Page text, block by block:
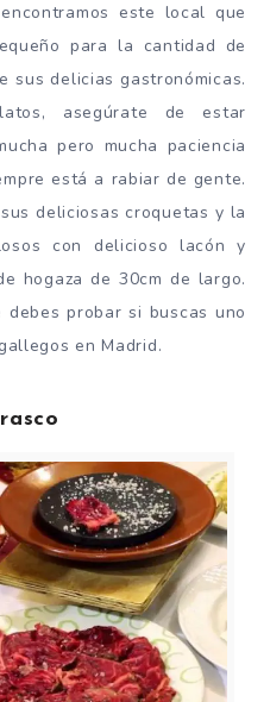
este local que
para la cantidad de
sus delicias gastronómicas.
asegúrate de estar
pero mucha paciencia
está a rabiar de gente.
deliciosas croquetas y la
con delicioso lacón y
hogaza de 30cm de largo.
probar si buscas uno
en Madrid.